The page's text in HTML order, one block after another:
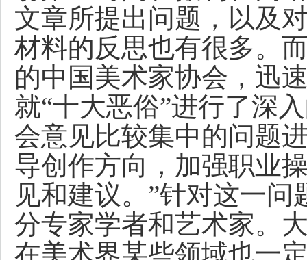
文章所提出问题，以及
材料的反思也有很多。
的中国美术家协会，迅
就“十大恶俗”进行了深
会意见比较集中的问题
导创作方向，加强职业
见和建议。”针对这一
分专家学者和艺术家。
在美术界某些领域也一